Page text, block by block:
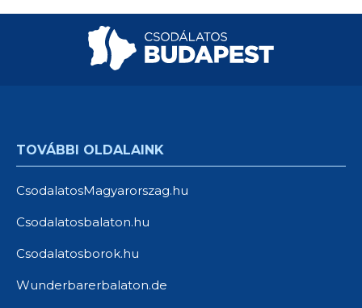
TOVÁBBI OLDALAINK
CsodalatosMagyarorszag.hu
Csodalatosbalaton.hu
Csodalatosborok.hu
Wunderbarerbalaton.de